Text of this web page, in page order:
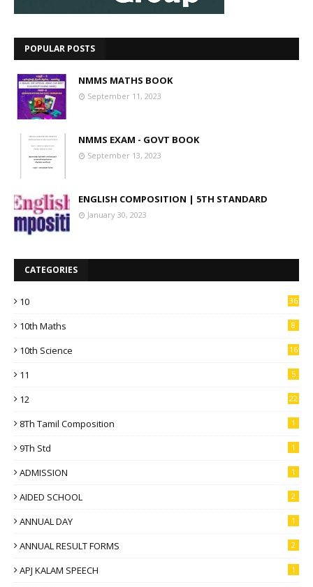
POPULAR POSTS
NMMS MATHS BOOK
September 11, 2023
NMMS EXAM - GOVT BOOK
September 13, 2023
ENGLISH COMPOSITION | 5TH STANDARD
January 30, 2023
CATEGORIES
10 36
10th Maths 8
10th Science 16
11 5
12 22
8Th Tamil Composition 1
9Th Std 1
ADMISSION 1
AIDED SCHOOL 2
ANNUAL DAY 1
ANNUAL RESULT FORMS 2
APJ KALAM SPEECH 1